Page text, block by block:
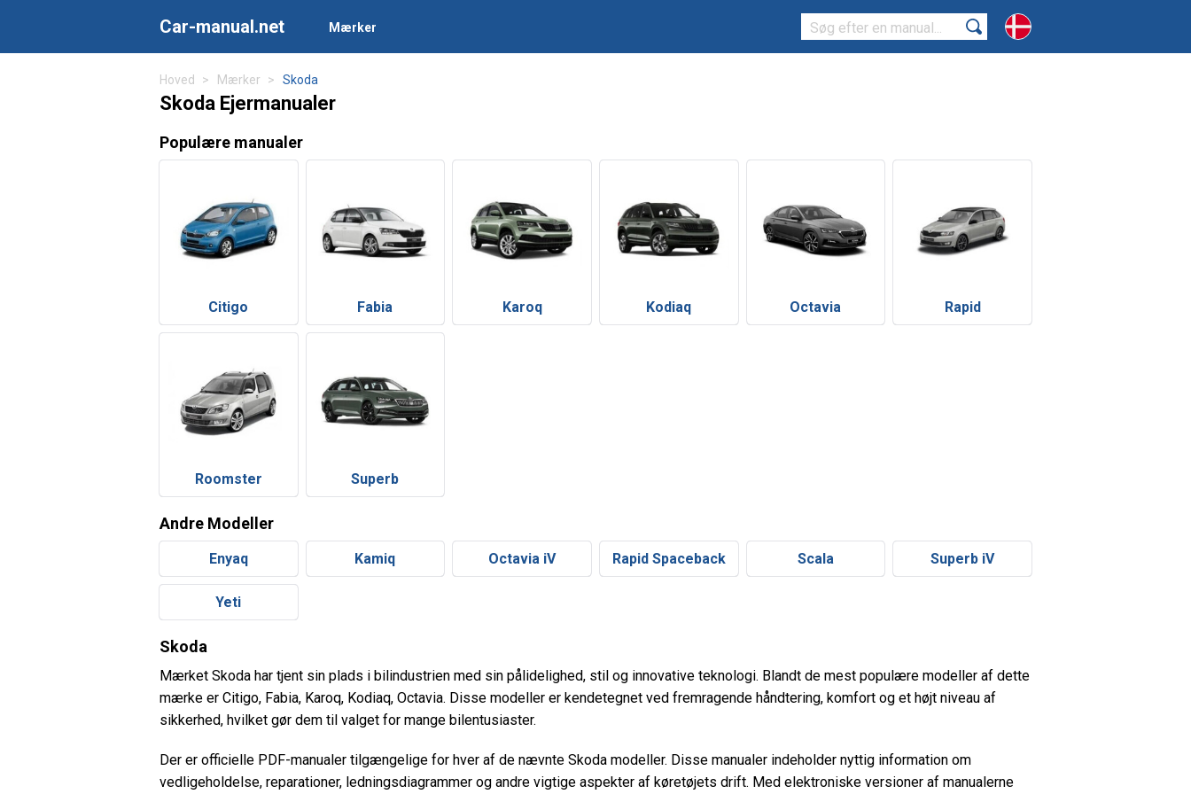
Car-manual.net Mærker
Hoved Mærker Skoda
Skoda Ejermanualer
Populære manualer
Citigo Fabia Karoq Kodiaq Octavia Rapid
Roomster Superb
Andre Modeller
Enyaq Kamiq Octavia iV Rapid Spaceback Scala Superb iV
Yeti
Skoda
Mærket Skoda har tjent sin plads i bilindustrien med sin pålidelighed, stil og innovative teknologi. Blandt de mest populære modeller af dette
mærke er Citigo, Fabia, Karoq, Kodiaq, Octavia. Disse modeller er kendetegnet ved fremragende håndtering, komfort og et højt niveau af
sikkerhed, hvilket gør dem til valget for mange bilentusiaster.
Der er officielle PDF-manualer tilgængelige for hver af de nævnte Skoda modeller. Disse manualer indeholder nyttig information om
vedligeholdelse, reparationer, ledningsdiagrammer og andre vigtige aspekter af køretøjets drift. Med elektroniske versioner af manualerne